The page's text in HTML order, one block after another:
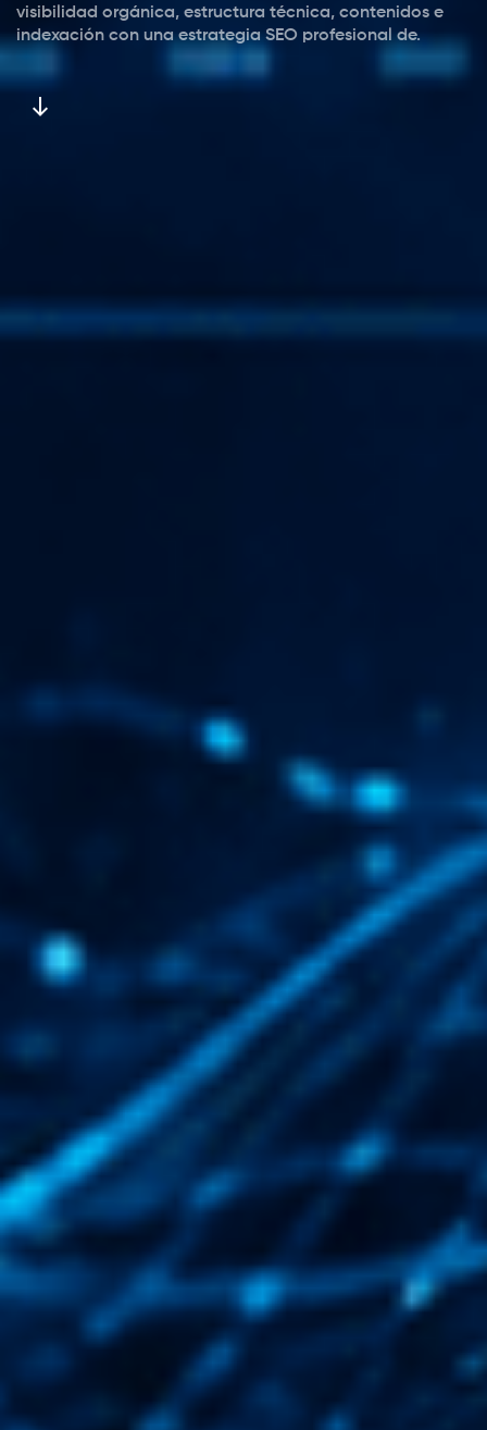
visibilidad orgánica, estructura técnica, contenidos e
indexación con una estrategia SEO profesional de.